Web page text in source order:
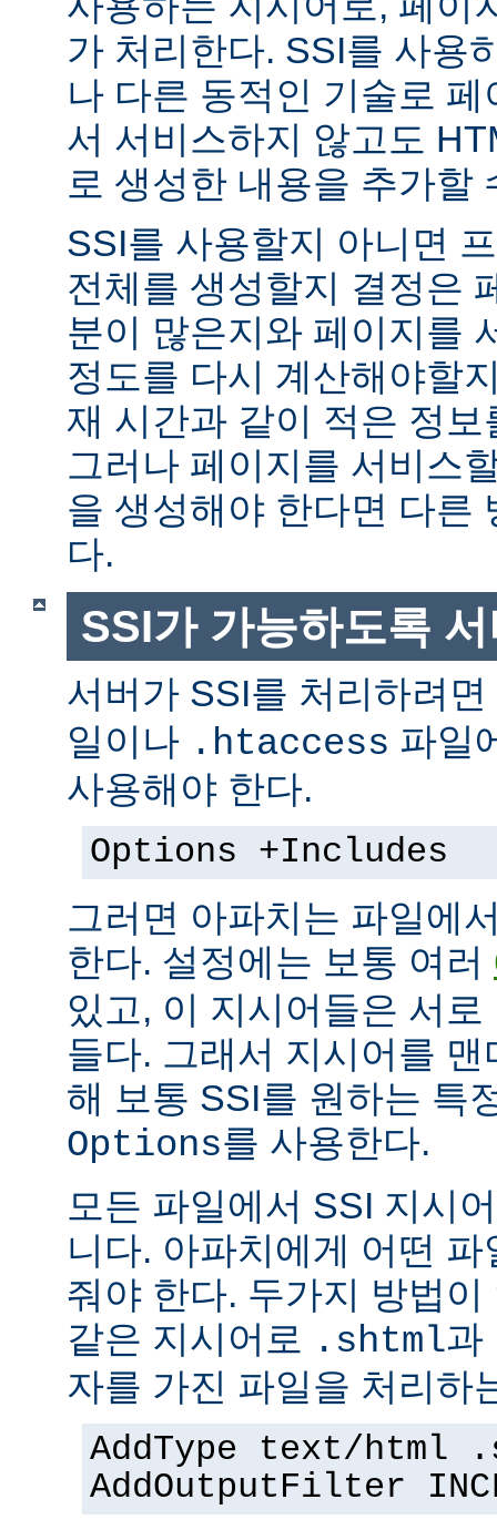
가 처리한다. SSI를 사용
나 다른 동적인 기술로
서 서비스하지 않고도
로 생성한 내용을 추가할
SSI를 사용할지 아니면
전체를 생성할지 결정은
분이 많은지와 페이지를
정도를 다시 계산해야할
재 시간과 같이 적은 정
그러나 페이지를 서비스
을 생성해야 한다면 다른
다.
SSI가 가능하도록
서버가 SSI를 처리하려면
일이나 .htaccess 파일
사용해야 한다.
Options +Includes
그러면 아파치는 파일에
한다. 설정에는 보통 여러
있고, 이 지시어들은 서
들다. 그래서 지시어를
해 보통 SSI를 원하는 특
Options를 사용한다.
모든 파일에서 SSI 지시
니다. 아파치에게 어떤
줘야 한다. 두가지 방법
같은 지시어로 .shtml과
자를 가진 파일을 처리하
AddType text/html
AddOutputFilter